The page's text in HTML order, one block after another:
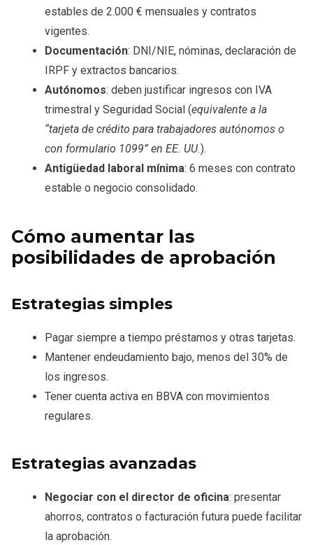
estables de 2.000 € mensuales y contratos
vigentes.
Documentación: DNI/NIE, nóminas, declaración de
IRPF y extractos bancarios.
Autónomos: deben justificar ingresos con IVA
trimestral y Seguridad Social (equivalente a la
“tarjeta de crédito para trabajadores autónomos o
con formulario 1099” en EE. UU.).
Antigüedad laboral mínima: 6 meses con contrato
estable o negocio consolidado.
Cómo aumentar las
posibilidades de aprobación
Estrategias simples
Pagar siempre a tiempo préstamos y otras tarjetas.
Mantener endeudamiento bajo, menos del 30% de
los ingresos.
Tener cuenta activa en BBVA con movimientos
regulares.
Estrategias avanzadas
Negociar con el director de oficina: presentar
ahorros, contratos o facturación futura puede facilitar
la aprobación.